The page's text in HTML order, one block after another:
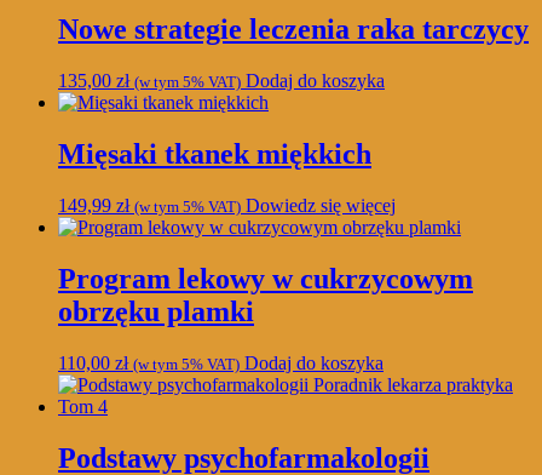
Nowe strategie leczenia raka tarczycy
135,00 zł (w tym 5% VAT) Dodaj do koszyka
Mięsaki tkanek miękkich
149,99 zł (w tym 5% VAT) Dowiedz się więcej
Program lekowy w cukrzycowym
obrzęku plamki
110,00 zł (w tym 5% VAT) Dodaj do koszyka
Podstawy psychofarmakologii